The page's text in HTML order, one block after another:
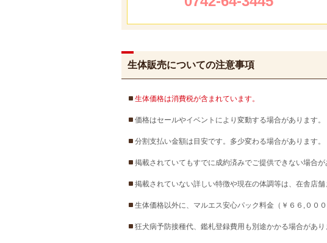
生体販売についての注意事項
生体価格は消費税が含まれています。
価格はセールやイベントにより変動する場合があります。
分割支払い金額は目安です。多少変わる場合があります。
掲載されていてもすでに成約済みでご提供できない場合が
掲載されていない詳しい特徴や現在の体調等は、在舎店舗
生体価格以外に、マルエス安心パック料金（￥６６,０００
狂犬病予防接種代、鑑札登録費用も別途かかる場合があり